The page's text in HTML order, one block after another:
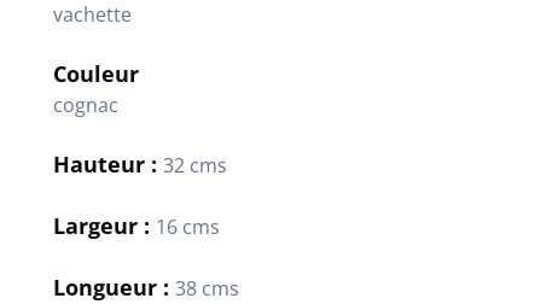
vachette
Couleur
cognac
Hauteur : 32 cms
Largeur : 16 cms
Longueur : 38 cms